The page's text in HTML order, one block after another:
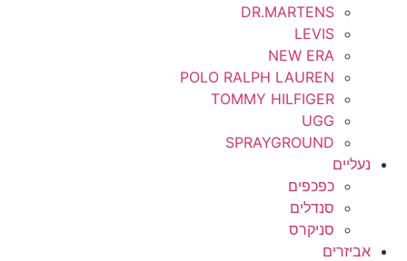
DR.MARTENS
LEVIS
NEW ERA
POLO RALPH LAUREN
TOMMY HILFIGER
UGG
SPRAYGROUND
נעליים
כפכפים
סנדלים
סניקרס
אביזרים